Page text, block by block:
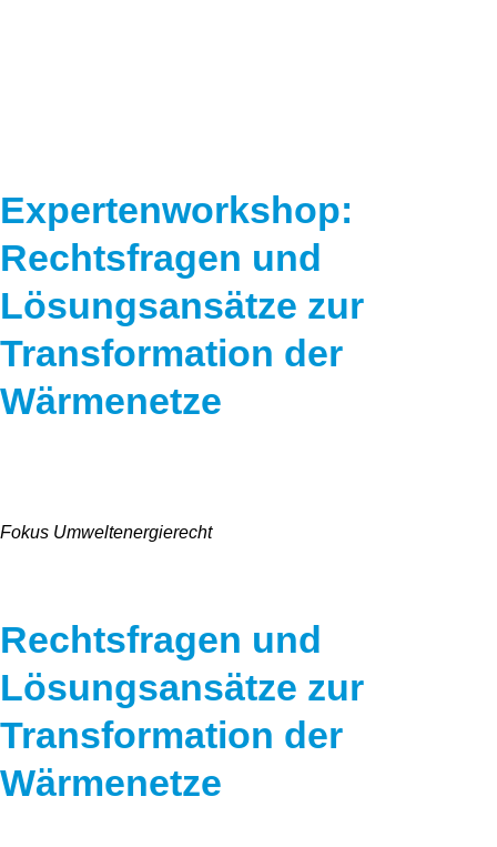
Schriften zum Umweltenergierecht
Expertenworkshop:
Rechtsfragen und
Lösungsansätze zur
Transformation der
Wärmenetze
Fokus Umweltenergierecht
Rechtsfragen und
Lösungsansätze zur
Transformation der
Wärmenetze